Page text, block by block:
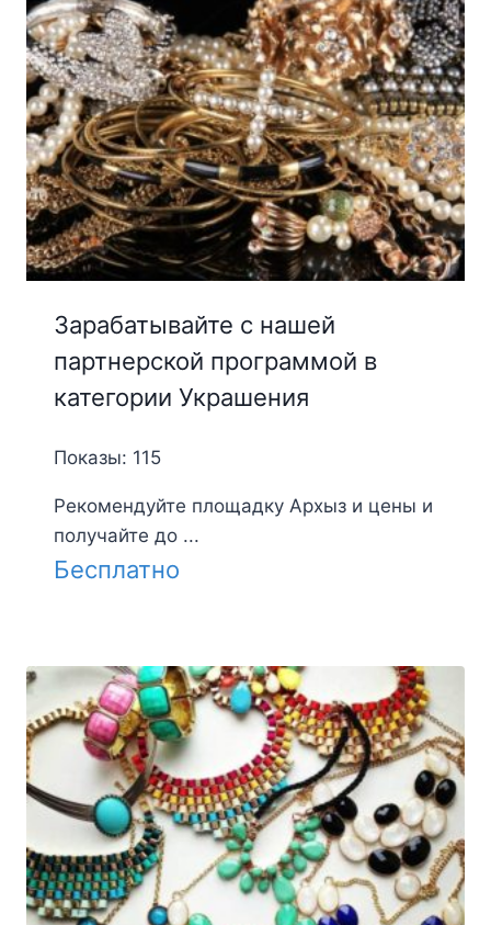
Зарабатывайте с нашей
партнерской программой в
категории Украшения
Показы: 115
Рекомендуйте площадку Архыз и цены и
получайте до ...
Бесплатно